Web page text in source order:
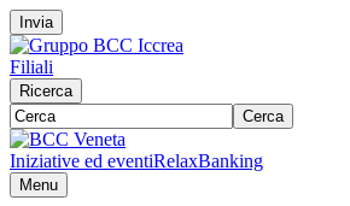
Invia
Filiali
Ricerca
Cerca
Iniziative ed eventiRelaxBanking
Menu